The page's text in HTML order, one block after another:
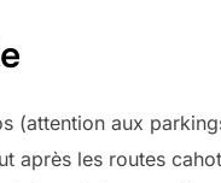
(attention aux
après les routes